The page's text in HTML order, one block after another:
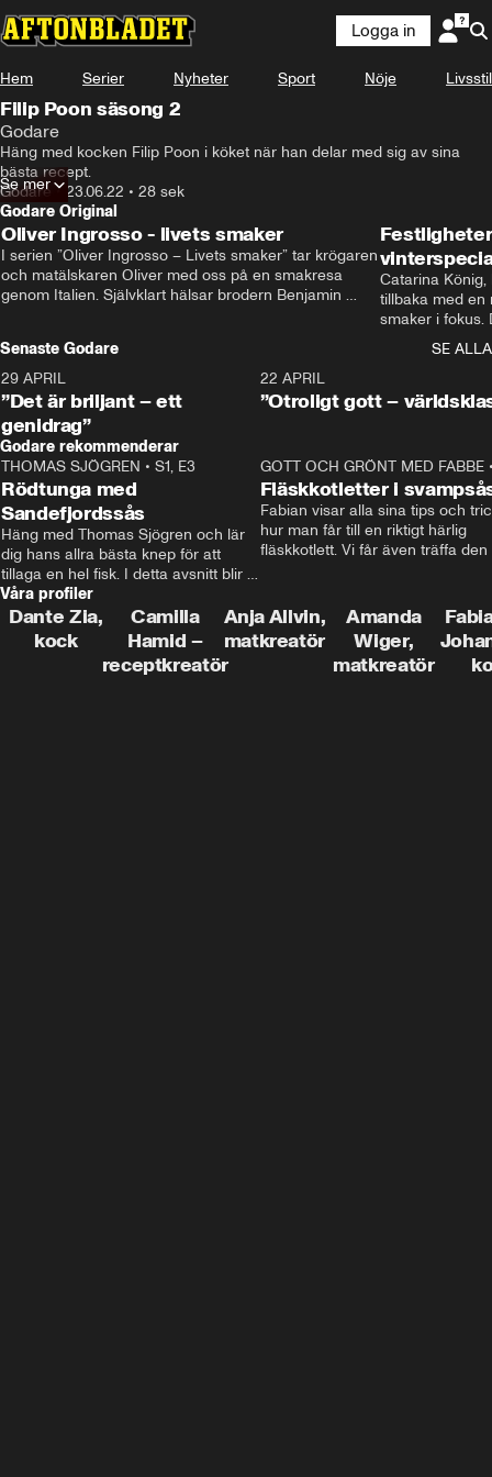
Logga in
Hem Serier Nyheter Sport Nöje Livsstil
Filip Poon säsong 2
Godare
Häng med kocken Filip Poon i köket när han delar med sig av sina
bästa recept.
Godare • 23.06.22 • 28 sek
Se mer
Godare Original
Oliver Ingrosso - livets smaker
I serien ”Oliver Ingrosso – Livets smaker” tar krögaren
och matälskaren Oliver med oss på en smakresa
genom Italien. Självklart hälsar brodern Benjamin
Catarina
tillbaka med en
smaker i fokus.
julfavoriter
Senaste Godare
SE ALLA
29 APRIL
”Det är briljant – ett
genidrag”
22 APRIL
”Otroligt gott –
Godare rekommenderar
THOMAS SJÖGREN • S1, E3
Rödtunga med
Sandefjordssås
Häng med Thomas Sjögren och lär
dig hans allra bästa knep för att
tillaga en hel fisk. I detta avsnitt blir
de helstekt rödtunga med
sandefjordssås och en magisk sallad
på pepparrot och äpple.
GOTT OCH GRÖNT MED FABBE
Fläskkotletter i
Fabian visar alla sina tips och
hur man får till en riktigt härlig
fläskkotlett. Vi får även träffa den
grisbonde på Gotland.
Våra profiler
Dante Zia,
kock
Camilla
Hamid –
receptkreatör
Anja Allvin,
matkreatör
Amanda
Wiger,
matkreatör